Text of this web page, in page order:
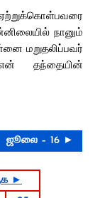
நானும்
மறுதலிப்பவர்
தந்தையின்
ஜூலை – 16 ►
►